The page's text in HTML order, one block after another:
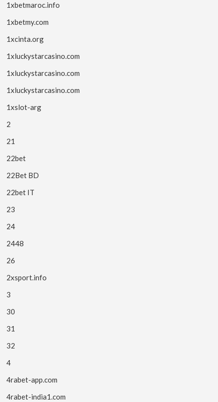
1xbetmaroc.info
1xbetmy.com
1xcinta.org
1xluckystarcasino.com
1xluckystarcasino.com
1xluckystarcasino.com
1xslot-arg
2
21
22bet
22Bet BD
22bet IT
23
24
2448
26
2xsport.info
3
30
31
32
4
4rabet-app.com
4rabet-india1.com